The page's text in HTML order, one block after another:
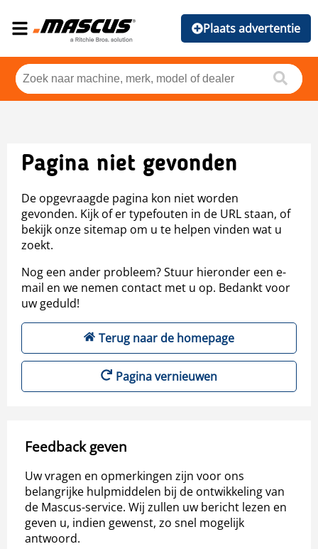
Plaats advertentie
Pagina niet gevonden
De opgevraagde pagina kon niet worden
gevonden. Kijk of er typefouten in de URL staan, of
bekijk onze sitemap om u te helpen vinden wat u
zoekt.
Nog een ander probleem? Stuur hieronder een e-
mail en we nemen contact met u op. Bedankt voor
uw geduld!
Terug naar de homepage
Pagina vernieuwen
Feedback geven
Uw vragen en opmerkingen zijn voor ons
belangrijke hulpmiddelen bij de ontwikkeling van
de Mascus-service. Wij zullen uw bericht lezen en
geven u, indien gewenst, zo snel mogelijk
antwoord.